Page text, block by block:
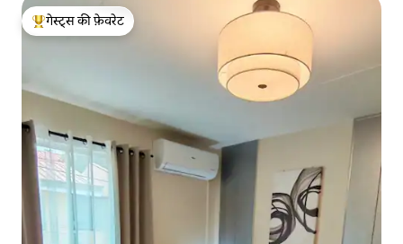
गेस्ट्स का टॉप फ़ेवरेट
गेस्ट्स की फ़ेवरेट